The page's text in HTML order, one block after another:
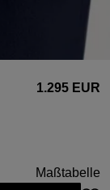
1.295 EUR
Maßtabelle